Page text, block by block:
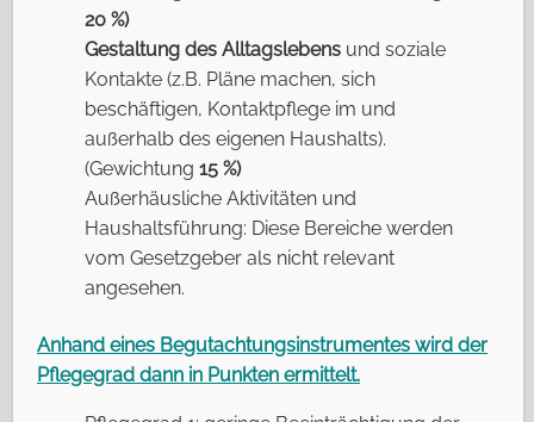
20 %)
Gestaltung des Alltagslebens und soziale
Kontakte (z.B. Pläne machen, sich
beschäftigen, Kontaktpflege im und
außerhalb des eigenen Haushalts).
(Gewichtung 15 %)
Außerhäusliche Aktivitäten und
Haushaltsführung: Diese Bereiche werden
vom Gesetzgeber als nicht relevant
angesehen.
Anhand eines Begutachtungsinstrumentes wird der
Pflegegrad dann in Punkten ermittelt.